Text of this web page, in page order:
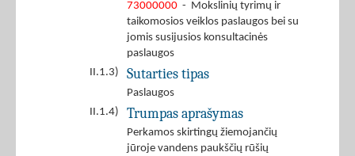
73000000 - Mokslinių tyrimų ir
taikomosios veiklos paslaugos bei su
jomis susijusios konsultacinės
paslaugos
II.1.3)
Sutarties tipas
Paslaugos
II.1.4)
Trumpas aprašymas
Perkamos skirtingų žiemojančių
jūroje vandens paukščių rūšių